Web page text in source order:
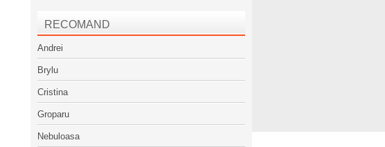
RECOMAND
Andrei
Brylu
Cristina
Groparu
Nebuloasa